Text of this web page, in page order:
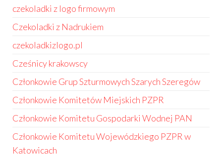
czekoladki z logo firmowym
Czekoladki z Nadrukiem
czekoladkizlogo.pl
Cześnicy krakowscy
Członkowie Grup Szturmowych Szarych Szeregów
Członkowie Komitetów Miejskich PZPR
Członkowie Komitetu Gospodarki Wodnej PAN
Członkowie Komitetu Wojewódzkiego PZPR w
Katowicach